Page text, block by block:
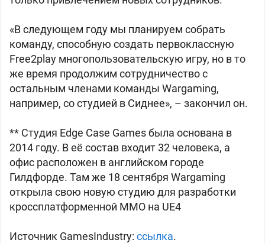
«В следующем году мы планируем собрать
команду, способную создать первоклассную
Free2play многопользовательскую игру, но в то
же время продолжим сотрудничество с
остальным членами команды Wargaming,
например, со студией в Сиднее», – закончил он.
** Студия Edge Case Games была основана в
2014 году. В её состав входит 32 человека, а
офис расположен в английском городе
Гилдфорде. Там же 18 сентября Wargaming
открыла свою новую студию для разработки
кроссплатформенной MMO на UE4
Источник GamesIndustry: ссылка.